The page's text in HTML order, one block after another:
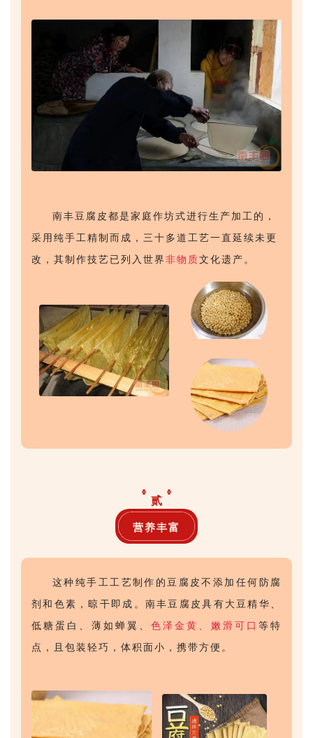
南丰豆腐皮都是家庭作坊式进行生产加工的，
采用纯手工精制而成，三十多道工艺一直延续未更
改，其制作技艺已列入世界 非物质文化遗产。
贰
营养丰富
这种纯手工工艺制作的豆腐皮不添加任何防腐
剂和色素，晾干即成。南丰豆腐皮具有大豆精华、
低糖蛋白、薄如蝉翼、 色泽金黄、嫩滑可口 等特
点，且包装轻巧，体积面小，携带方便。